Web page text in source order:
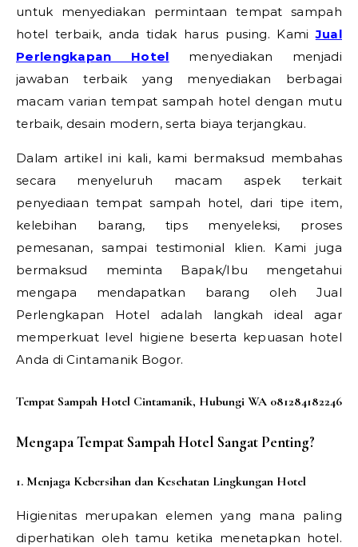
untuk menyediakan permintaan tempat sampah
hotel terbaik, anda tidak harus pusing. KamiJual
Perlengkapan Hotel menyediakan menjadi
jawaban terbaik yang menyediakan berbagai
macam varian tempat sampah hotel dengan mutu
terbaik, desain modern, serta biaya terjangkau.
Dalam artikel ini kali, kami bermaksud membahas
secara menyeluruh macam aspek terkait
penyediaan tempat sampah hotel, dari tipe item,
kelebihan barang, tips menyeleksi, proses
pemesanan, sampai testimonial klien. Kami juga
bermaksud meminta Bapak/Ibu mengetahui
mengapa mendapatkan barang oleh Jual
Perlengkapan Hotel adalah langkah ideal agar
memperkuat level higiene beserta kepuasan hotel
Anda di Cintamanik Bogor.
Tempat Sampah Hotel Cintamanik, Hubungi WA 081284182246
Mengapa Tempat Sampah Hotel Sangat Penting?
1. Menjaga Kebersihan dan Kesehatan Lingkungan Hotel
Higienitas merupakan elemen yang mana paling
diperhatikan oleh tamu ketika menetapkan hotel.